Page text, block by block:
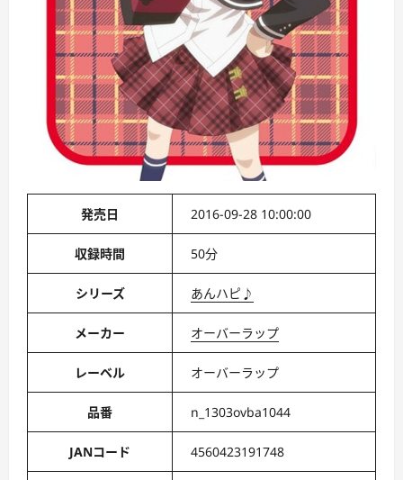
発売日 2016-09-28 10:00:00
収録時間 50分
シリーズ あんハピ♪
メーカー オーバーラップ
レーベル オーバーラップ
品番 n_1303ovba1044
JANコード 4560423191748